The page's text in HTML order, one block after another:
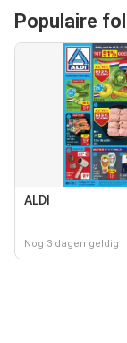
Populaire
ALDI
Nog 3 dagen geldig